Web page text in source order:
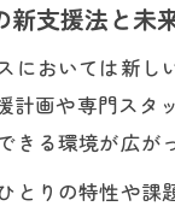
支援法と未
においては新し
計画や専門ス
きる環境が広が
とりの特性や